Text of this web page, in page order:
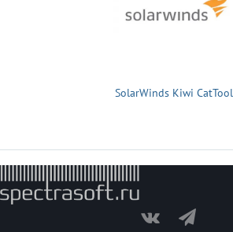
SolarWinds Kiwi